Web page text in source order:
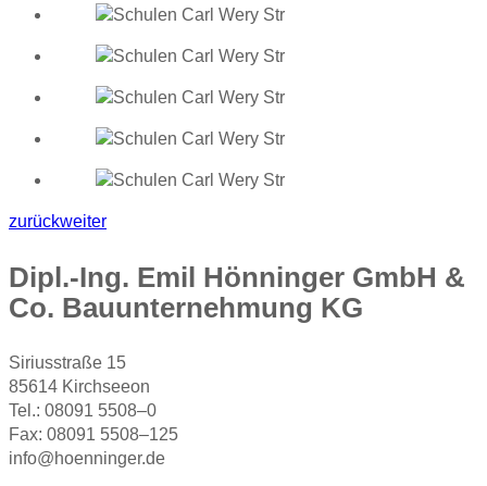
zurückweiter
Dipl.-Ing. Emil Hönninger GmbH &
Co. Bauunternehmung KG
Siriusstraße 15
85614 Kirchseeon
Tel.: 08091 5508–0
Fax: 08091 5508–125
info@hoenninger.de